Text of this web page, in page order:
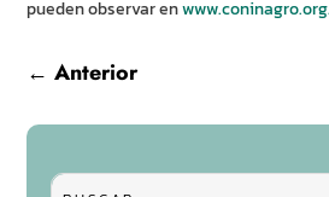
pueden observar en
←Anterior